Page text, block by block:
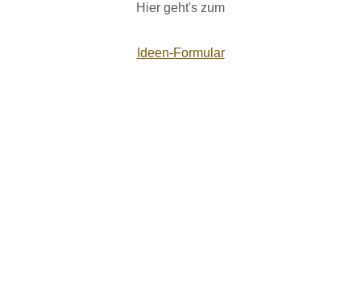
Hier geht's zum
Ideen-Formular